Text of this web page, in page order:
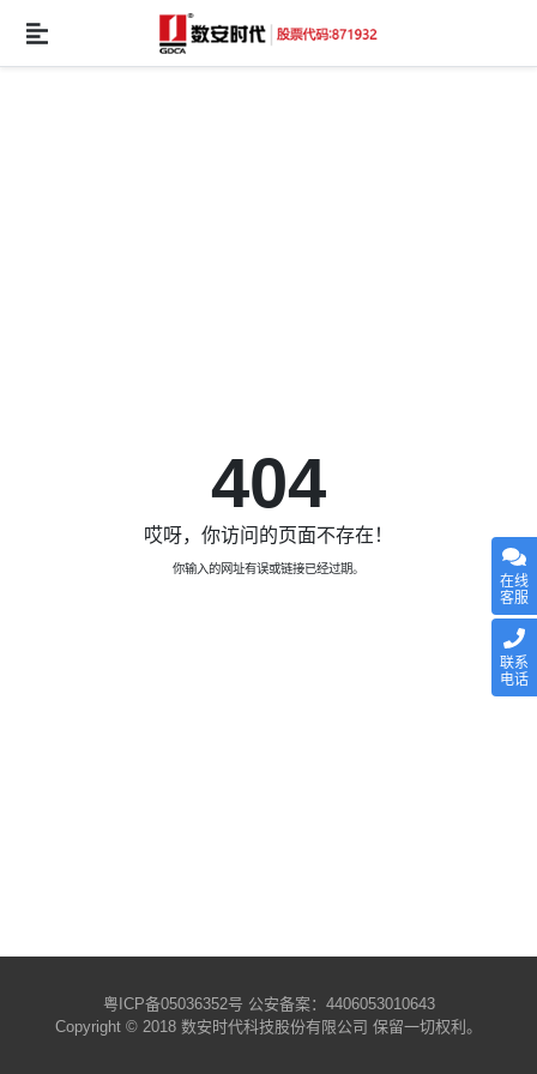
404
哎呀，你访问的页面不存在！
你输入的网址有误或链接已经过期。
粤ICP备05036352号 公安备案：4406053010643
Copyright © 2018 数安时代科技股份有限公司 保留一切权利。
在线
客服
联系
电话